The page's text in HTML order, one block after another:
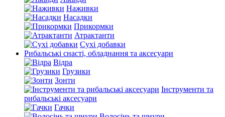
Наживки
Насадки
Прикормки
Атрактанти
Сухі добавки
Рибальські снасті, обладнання та аксесуари
Відра
Грузики
Зонти
Інструменти та
рибальські аксесуари
Гачки